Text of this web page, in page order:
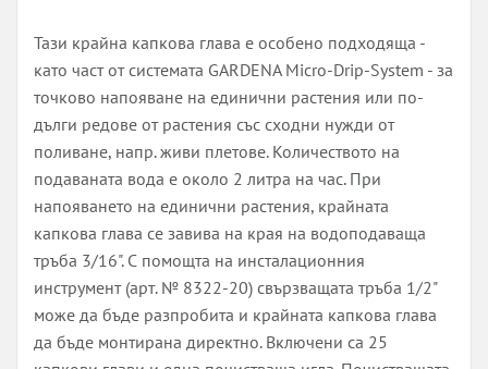
Тази крайна капкова глава е особено подходяща -
като част от системата GARDENA Micro-Drip-System - за
точково напояване на единични растения или по-
дълги редове от растения със сходни нужди от
поливане, напр. живи плетове. Количеството на
подаваната вода е около 2 литра на час. При
напояването на единични растения, крайната
капкова глава се завива на края на водоподаваща
тръба 3/16". С помощта на инсталационния
инструмент (арт. № 8322-20) свързващата тръба 1/2"
може да бъде разпробита и крайната капкова глава
да бъде монтирана директно. Включени са 25